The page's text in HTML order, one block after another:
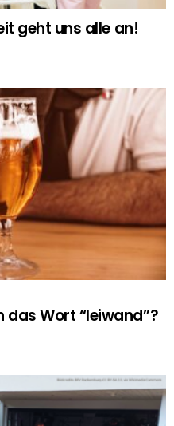
geht uns alle an!
Wort “leiwand”?